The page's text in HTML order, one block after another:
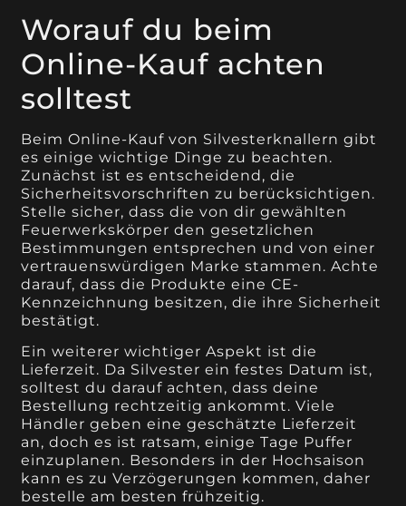
Worauf du beim
Online-Kauf achten
solltest
Beim Online-Kauf von Silvesterknallern gibt
es einige wichtige Dinge zu beachten.
Zunächst ist es entscheidend, die
Sicherheitsvorschriften zu berücksichtigen.
Stelle sicher, dass die von dir gewählten
Feuerwerkskörper den gesetzlichen
Bestimmungen entsprechen und von einer
vertrauenswürdigen Marke stammen. Achte
darauf, dass die Produkte eine CE-
Kennzeichnung besitzen, die ihre Sicherheit
bestätigt.
Ein weiterer wichtiger Aspekt ist die
Lieferzeit. Da Silvester ein festes Datum ist,
solltest du darauf achten, dass deine
Bestellung rechtzeitig ankommt. Viele
Händler geben eine geschätzte Lieferzeit
an, doch es ist ratsam, einige Tage Puffer
einzuplanen. Besonders in der Hochsaison
kann es zu Verzögerungen kommen, daher
bestelle am besten frühzeitig.